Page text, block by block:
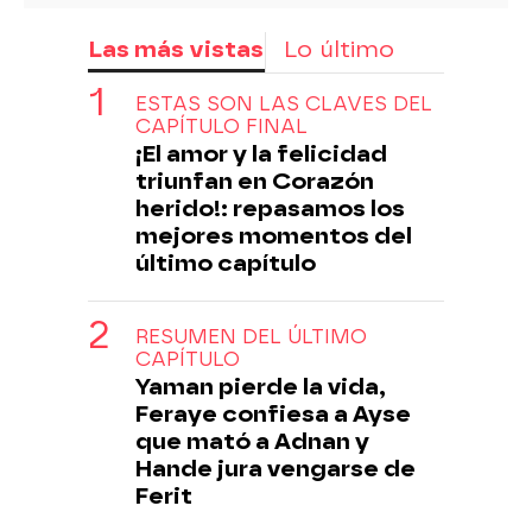
Las más vistas Lo último
ESTAS SON LAS CLAVES DEL
CAPÍTULO FINAL
¡El amor y la felicidad
triunfan en Corazón
herido!: repasamos los
mejores momentos del
último capítulo
RESUMEN DEL ÚLTIMO
CAPÍTULO
Yaman pierde la vida,
Feraye confiesa a Ayse
que mató a Adnan y
Hande jura vengarse de
Ferit